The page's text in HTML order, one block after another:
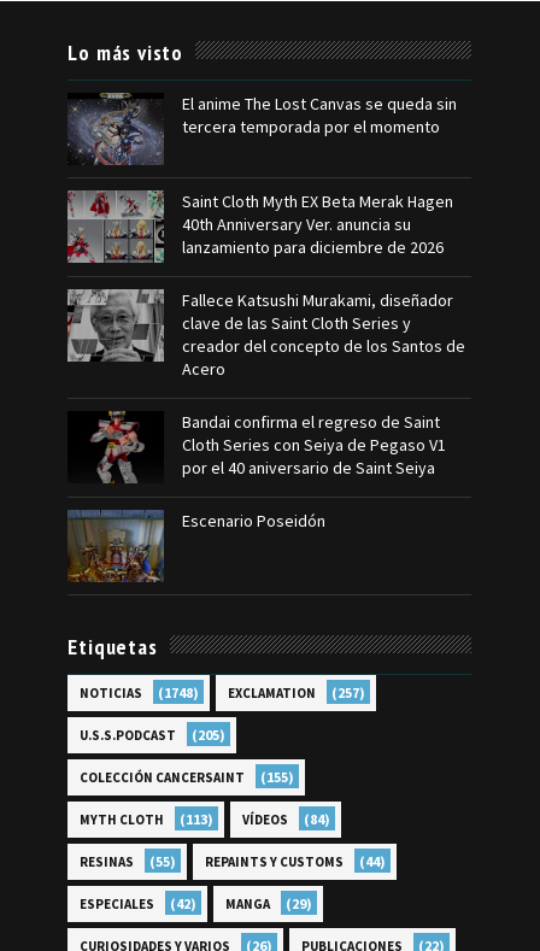
Lo más visto
El anime The Lost Canvas se queda sin
tercera temporada por el momento
Saint Cloth Myth EX Beta Merak Hagen
40th Anniversary Ver. anuncia su
lanzamiento para diciembre de 2026
Fallece Katsushi Murakami, diseñador
clave de las Saint Cloth Series y
creador del concepto de los Santos de
Acero
Bandai confirma el regreso de Saint
Cloth Series con Seiya de Pegaso V1
por el 40 aniversario de Saint Seiya
Escenario Poseidón
Etiquetas
NOTICIAS (1748) EXCLAMATION (257)
U.S.S.PODCAST (205)
COLECCIÓN CANCERSAINT (155)
MYTH CLOTH (113) VÍDEOS (84)
RESINAS (55) REPAINTS Y CUSTOMS (44)
ESPECIALES (42) MANGA (29)
CURIOSIDADES Y VARIOS (26) PUBLICACIONES (22)